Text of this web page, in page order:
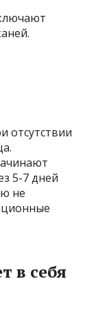
отсутствии
5-7 дней
не
в себя